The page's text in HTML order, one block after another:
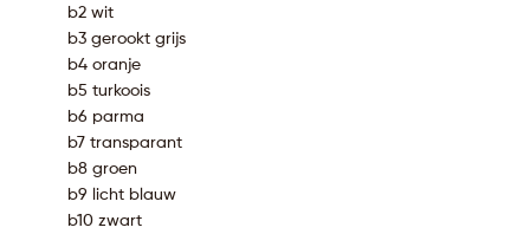
b2 wit
b3 gerookt grijs
b4 oranje
b5 turkoois
b6 parma
b7 transparant
b8 groen
b9 licht blauw
b10 zwart